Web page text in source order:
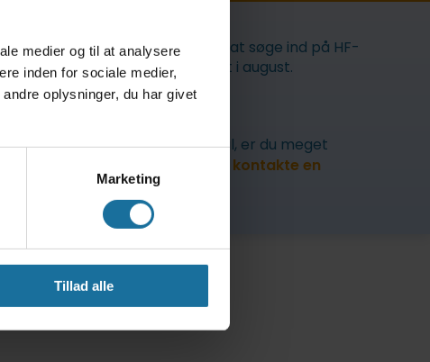
medier og til at analysere
inden for sociale medier,
oplysninger, du har givet
Marketing
Tillad alle
Du kan stadig nå at søge ind på HF-
enkeltfag til start i august.
Læs mere her
Har du spørgsmål, er du meget
kontakte en
studievejleder